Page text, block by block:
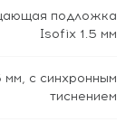
подложка
Isofix 1.5 мм
с синхронным
тиснением